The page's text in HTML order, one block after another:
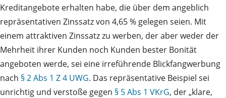
Kreditangebote erhalten habe, die über dem angeblich
repräsentativen Zinssatz von 4,65 % gelegen seien. Mit
einem attraktiven Zinssatz zu werben, der aber weder der
Mehrheit ihrer Kunden noch Kunden bester Bonität
angeboten werde, sei eine irreführende Blickfangwerbung
nach § 2 Abs 1 Z 4 UWG. Das repräsentative Beispiel sei
unrichtig und verstoße gegen § 5 Abs 1 VKrG, der „klare,